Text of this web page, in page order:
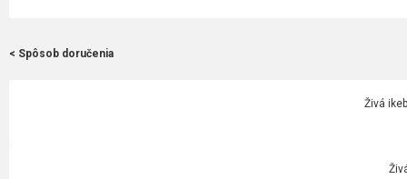
< Spôsob doručenia
Živá